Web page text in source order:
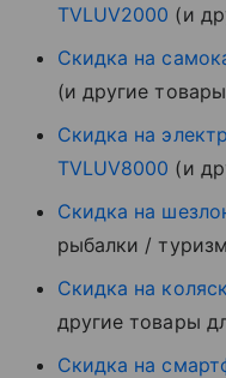
TVLUV2000 (и
Скидка на
(и другие
Скидка на
TVLUV8000 (и
Скидка на
рыбалки /
Скидка на
другие товары
Скидка на